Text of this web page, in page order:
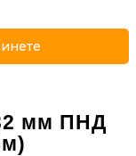
мм ПНД